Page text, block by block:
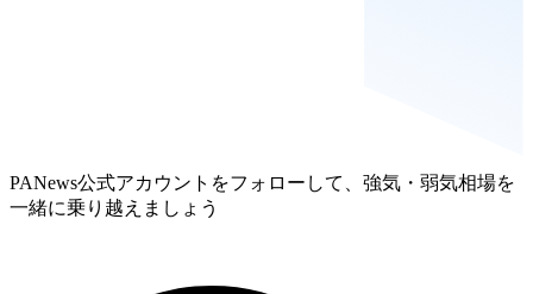
PANews公式アカウントをフォローして、強気・弱気相場を
一緒に乗り越えましょう